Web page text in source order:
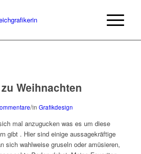
Weihnachten
/in Grafikdesign
mal anzugucken was es um diese
gibt . Hier sind einige aussagekräftige
sich wahlweise gruseln oder amüsieren,